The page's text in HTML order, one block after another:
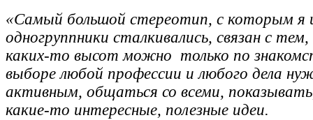
«Самый большой стереотип, с которым я
одногруппники сталкивались, связан с
каких-то высот можно только по
выборе любой профессии и любого дела
активным, общаться со всеми,
какие-то интересные, полезные идеи.